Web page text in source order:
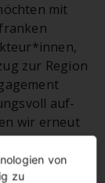
mit
zur Region
auf-
wir erneut
und
von
zu